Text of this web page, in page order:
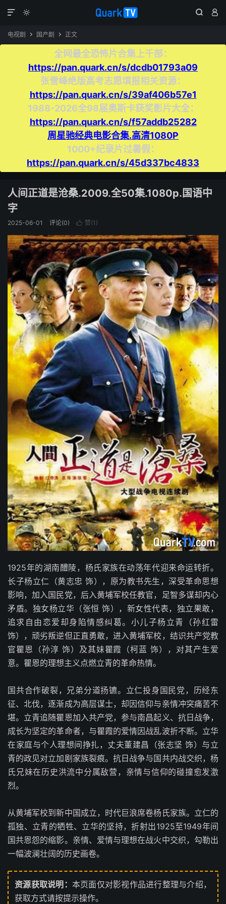
  

电视剧  国产剧  正文
全网最全恐怖片合集上千部：
https://pan.quark.cn/s/dcdb01793a09
张雪峰绝版高考志愿填报相关资源：
https://pan.quark.cn/s/39af406b57e1
1988-2026全98届奥斯卡获奖影片大全：
https://pan.quark.cn/s/f57addb25282
周星驰经典电影合集.高清1080P
1000+纪录片过暑假：
https://pan.quark.cn/s/45d337bc4833
人间正道是沧桑.2009.全50集.1080p.国语中
字
2025-06-01 评论(0)  赞(1 )
1925年的湖南醴陵，杨氏家族在动荡年代迎来命运转折。
长子杨立仁（黄志忠 饰），原为教书先生，深受革命思想
影响，加入国民党，后入黄埔军校任教官，足智多谋却内心
矛盾。独女杨立华（张恒 饰），新女性代表，独立果敢，
追求自由恋爱却身陷情感纠葛。小儿子杨立青（孙红雷
饰），顽劣叛逆但正直勇敢，进入黄埔军校，结识共产党教
官瞿恩（孙淳 饰）及其妹瞿霞（柯蓝 饰），对其产生爱
意。瞿恩的理想主义点燃立青的革命热情。
国共合作破裂，兄弟分道扬镳。立仁投身国民党，历经东
征、北伐，逐渐成为高层谋士，却因信仰与亲情冲突痛苦不
堪。立青追随瞿恩加入共产党，参与南昌起义、抗日战争，
成长为坚定的革命者，与瞿霞的爱情因战乱波折不断。立华
在家庭与个人理想间挣扎，丈夫董建昌（张志坚 饰）与立
青的政见对立加剧家族裂痕。抗日战争与国共内战交织，杨
氏兄妹在历史洪流中分属敌营，亲情与信仰的碰撞愈发激
烈。
从黄埔军校到新中国成立，时代巨浪席卷杨氏家族。立仁的
孤独、立青的牺牲、立华的坚持，折射出1925至1949年间
国共恩怨的缩影。亲情、爱情与理想在战火中交织，勾勒出
一幅波澜壮阔的历史画卷。
资源获取说明： 本页面仅对影视作品进行整理与介绍，
获取方式请按提示操作。